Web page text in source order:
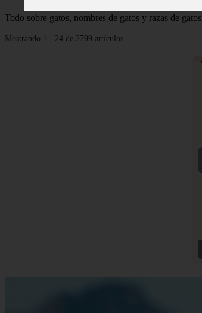
Todo sobre gatos, nombres de gatos y razas de gatos
Mostrando 1 - 24 de 2799 artículos